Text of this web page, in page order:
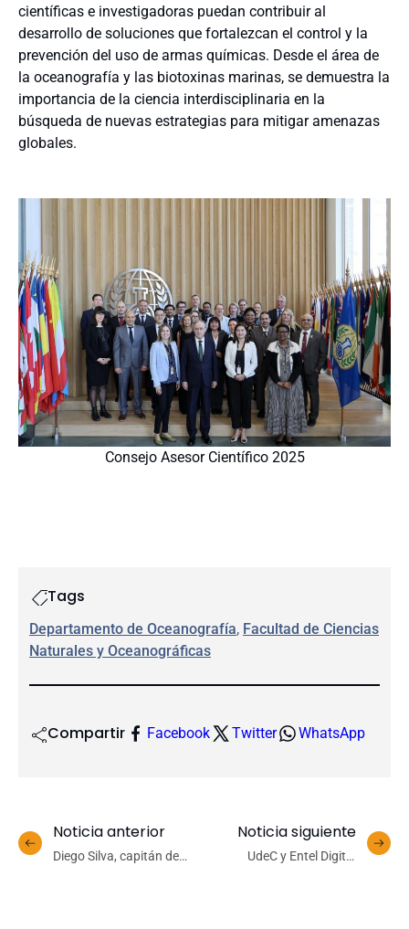
científicas e investigadoras puedan contribuir al
desarrollo de soluciones que fortalezcan el control y la
prevención del uso de armas químicas. Desde el área de
la oceanografía y las biotoxinas marinas, se demuestra la
importancia de la ciencia interdisciplinaria en la
búsqueda de nuevas estrategias para mitigar amenazas
globales.
Consejo Asesor Científico 2025
Tags
Departamento de Oceanografía, Facultad de Ciencias
Naturales y Oceanográficas
Compartir Facebook Twitter WhatsApp
Noticia anterior
Diego Silva, capitán de
Noticia siguiente
UdeC y Entel Digital